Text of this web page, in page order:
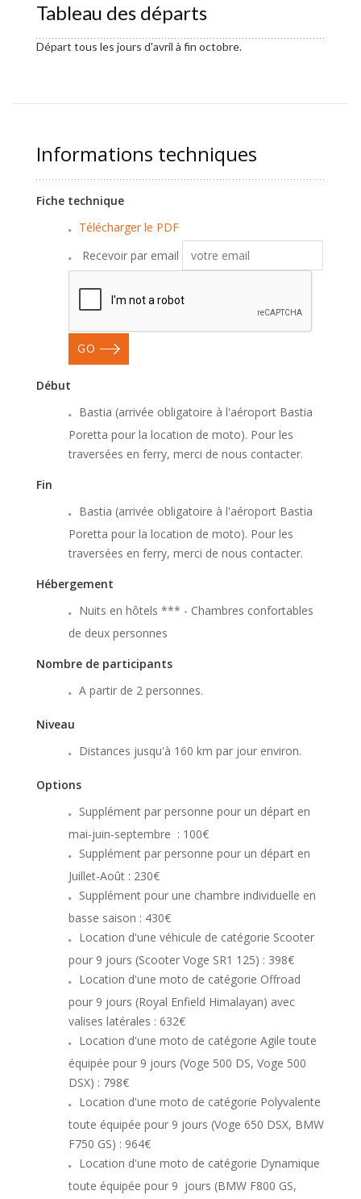
Tableau des départs
Départ tous les jours d'avril à fin octobre.
Informations techniques
Fiche technique
Télécharger le PDF
Recevoir par email
GO
Début
Bastia (arrivée obligatoire à l'aéroport Bastia
Poretta pour la location de moto). Pour les
traversées en ferry, merci de nous contacter.
Fin
Bastia (arrivée obligatoire à l'aéroport Bastia
Poretta pour la location de moto). Pour les
traversées en ferry, merci de nous contacter.
Hébergement
Nuits en hôtels *** - Chambres confortables
de deux personnes
Nombre de participants
A partir de 2 personnes.
Niveau
Distances jusqu'à 160 km par jour environ.
Options
Supplément par personne pour un départ en
mai-juin-septembre : 100€
Supplément par personne pour un départ en
Juillet-Août : 230€
Supplément pour une chambre individuelle en
basse saison : 430€
Location d'une véhicule de catégorie Scooter
pour 9 jours (Scooter Voge SR1 125) : 398€
Location d'une moto de catégorie Offroad
pour 9 jours (Royal Enfield Himalayan) avec
valises latérales : 632€
Location d'une moto de catégorie Agile toute
équipée pour 9 jours (Voge 500 DS, Voge 500
DSX) : 798€
Location d'une moto de catégorie Polyvalente
toute équipée pour 9 jours (Voge 650 DSX, BMW
F750 GS) : 964€
Location d'une moto de catégorie Dynamique
toute équipée pour 9 jours (BMW F800 GS,